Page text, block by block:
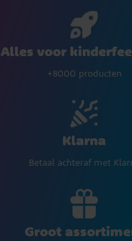
Alles voor
+8000 producten
Klarna
Betaal achteraf met
Groot